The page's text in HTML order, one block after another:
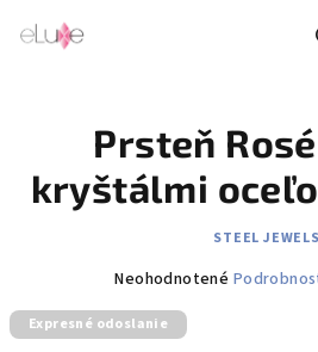
Prsteň
kryštálmi
STEEL JEWELS
Priemerné
produktu
Neohodnotené
Expresné odoslanie